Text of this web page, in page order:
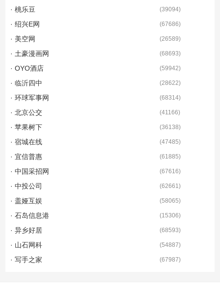
· 桃乐豆 (39094)
· 绍兴E网 (67686)
· 美空网 (26589)
· 土豪漫画网 (68693)
· OYO酒店 (59942)
· 临沂四中 (28622)
· 环球军事网 (68314)
· 北京公交 (41166)
· 苹果树下 (36138)
· 宿城在线 (47485)
· 宜信普惠 (61885)
· 中国采招网 (67616)
· 中投公司 (62661)
· 盖娅互娱 (58065)
· 石岛信息港 (15306)
· 异乡好居 (68593)
· 山石网科 (54887)
· 写手之家 (67987)